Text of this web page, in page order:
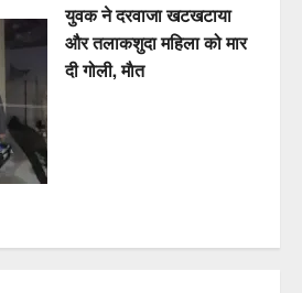
युवक ने दरवाजा खटखटाया
और तलाकशुदा महिला को मार
दी गोली, माैत